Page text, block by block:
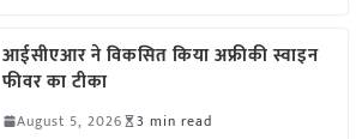
आईसीएआर ने विकसित किया अफ्रीकी स्वाइन
फीवर का टीका
August 5, 2026 3 min read